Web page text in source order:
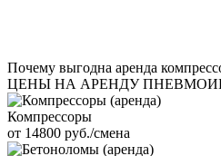
Почему выгодна аренда
ЦЕНЫ НА АРЕНДУ
Компрессоры
от 14800 руб./смена